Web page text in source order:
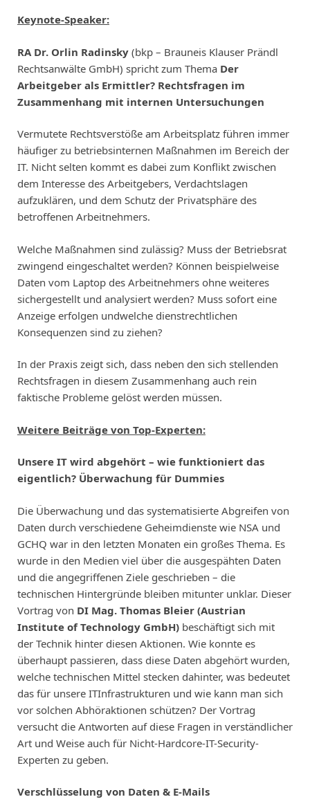
Keynote-Speaker:
RA Dr. Orlin Radinsky(bkp – Brauneis Klauser Prändl
Rechtsanwälte GmbH) spricht zum Thema Der
Arbeitgeber als Ermittler? Rechtsfragen im
Zusammenhang mit internen Untersuchungen
Vermutete Rechtsverstöße am Arbeitsplatz führen immer
häufiger zu betriebsinternen Maßnahmen im Bereich der
IT. Nicht selten kommt es dabei zum Konflikt zwischen
dem Interesse des Arbeitgebers, Verdachtslagen
aufzuklären, und dem Schutz der Privatsphäre des
betroffenen Arbeitnehmers.
Welche Maßnahmen sind zulässig? Muss der Betriebsrat
zwingend eingeschaltet werden? Können beispielweise
Daten vom Laptop des Arbeitnehmers ohne weiteres
sichergestellt und analysiert werden? Muss sofort eine
Anzeige erfolgen undwelche dienstrechtlichen
Konsequenzen sind zu ziehen?
In der Praxis zeigt sich, dass neben den sich stellenden
Rechtsfragen in diesem Zusammenhang auch rein
faktische Probleme gelöst werden müssen.
Weitere Beiträge von Top-Experten:
Unsere IT wird abgehört – wie funktioniert das
eigentlich? Überwachung für Dummies
Die Überwachung und das systematisierte Abgreifen von
Daten durch verschiedene Geheimdienste wie NSA und
GCHQ war in den letzten Monaten ein großes Thema. Es
wurde in den Medien viel über die ausgespähten Daten
und die angegriffenen Ziele geschrieben – die
technischen Hintergründe bleiben mitunter unklar. Dieser
Vortrag von DI Mag. Thomas Bleier (Austrian
Institute of Technology GmbH) beschäftigt sich mit
der Technik hinter diesen Aktionen. Wie konnte es
überhaupt passieren, dass diese Daten abgehört wurden,
welche technischen Mittel stecken dahinter, was bedeutet
das für unsere ITInfrastrukturen und wie kann man sich
vor solchen Abhöraktionen schützen? Der Vortrag
versucht die Antworten auf diese Fragen in verständlicher
Art und Weise auch für Nicht-Hardcore-IT-Security-
Experten zu geben.
Verschlüsselung von Daten & E-Mails